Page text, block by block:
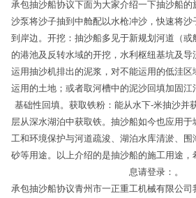
承包抽沙船协议下面为大家介绍一下抽沙船
沙泵将沙子抽到中舱配以水枪冲沙，快速将
到岸边。开挖：抽沙船多见于新规划河道（或
的港池及反转水域的开挖，水利枢纽基坑及
运用抽沙机排出的泥浆，对不能运用的低洼
运用的土地；或者取河槽中的泥沙回填加固
基础性回填。获取铁粉：能从水下-米抽沙并
层从深水湖泊中获取铁。抽沙船如今也应用
工和环境保护与河道疏浚、湖泊水库清淤、
砂等用途。以上介绍的是抽沙船的施工用途
息请登录：。
承包抽沙船协议青州市一正重工机械有限公